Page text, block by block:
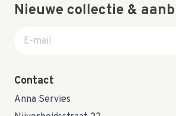
Nieuwe collectie &
E-mail adres
Contact
Anna Servies